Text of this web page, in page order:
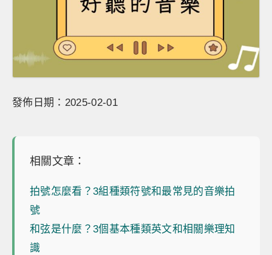
發佈日期：2025-02-01
相關文章：
拍號怎麼看？3組種類符號和最常見的音樂拍
號
和弦是什麼？3個基本種類英文和相關樂理知
識